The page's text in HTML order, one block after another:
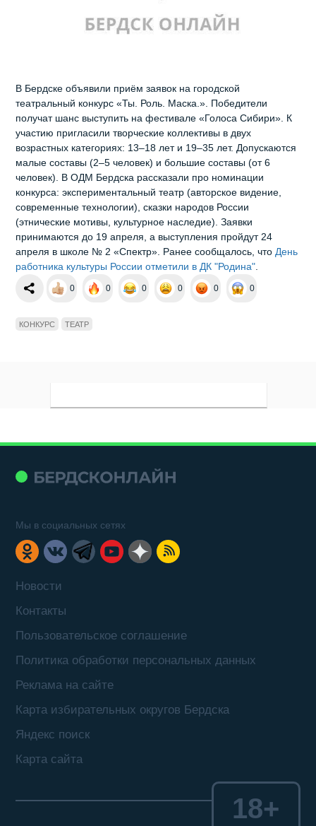
В Бердске объявили приём заявок на городской
театральный конкурс «Ты. Роль. Маска.». Победители
получат шанс выступить на фестивале «Голоса Сибири». К
участию пригласили творческие коллективы в двух
возрастных категориях: 13–18 лет и 19–35 лет. Допускаются
малые составы (2–5 человек) и большие составы (от 6
человек). В ОДМ Бердска рассказали про номинации
конкурса: экспериментальный театр (авторское видение,
современные технологии), сказки народов России
(этнические мотивы, культурное наследие). Заявки
принимаются до 19 апреля, а выступления пройдут 24
апреля в школе № 2 «Спектр». Ранее сообщалось, чтоДень
работника культуры России отметили в ДК "Родина".
0 0 0 0 0 0
КОНКУРС ТЕАТР
Новости
Контакты
Пользовательское соглашение
Политика обработки персональных данных
Реклама на сайте
Карта избирательных округов Бердска
Яндекс поиск
Карта сайта
Мы в социальных сетях
18+